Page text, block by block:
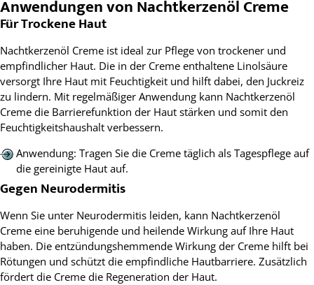
Anwendungen von Nachtkerzenöl Creme
Für Trockene Haut
Nachtkerzenöl Creme ist ideal zur Pflege von trockener und
empfindlicher Haut. Die in der Creme enthaltene Linolsäure
versorgt Ihre Haut mit Feuchtigkeit und hilft dabei, den Juckreiz
zu lindern. Mit regelmäßiger Anwendung kann Nachtkerzenöl
Creme die Barrierefunktion der Haut stärken und somit den
Feuchtigkeitshaushalt verbessern.
Anwendung: Tragen Sie die Creme täglich als Tagespflege auf
die gereinigte Haut auf.
Gegen Neurodermitis
Wenn Sie unter Neurodermitis leiden, kann Nachtkerzenöl
Creme eine beruhigende und heilende Wirkung auf Ihre Haut
haben. Die entzündungshemmende Wirkung der Creme hilft bei
Rötungen und schützt die empfindliche Hautbarriere. Zusätzlich
fördert die Creme die Regeneration der Haut.